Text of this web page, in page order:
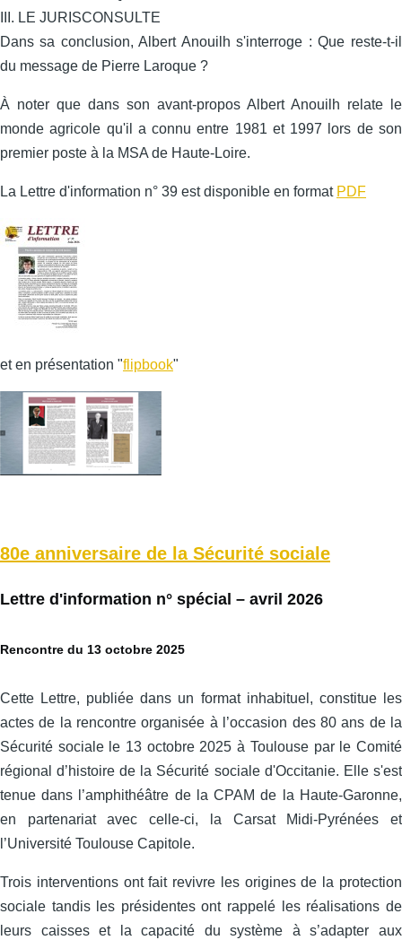
III. LE JURISCONSULTE
Dans sa conclusion, Albert Anouilh s'interroge : Que reste-t-il
du message de Pierre Laroque ?
À noter que dans son avant-propos Albert Anouilh relate le
monde agricole qu'il a connu entre 1981 et 1997 lors de son
premier poste à la MSA de Haute-Loire.
La Lettre d'information n° 39 est disponible en format PDF
et en présentation "flipbook"
80e anniversaire de la Sécurité sociale
Lettre d'information n° spécial – avril 2026
Rencontre du 13 octobre 2025
Cette Lettre, publiée dans un format inhabituel, constitue les
actes de la rencontre organisée à l’occasion des 80 ans de la
Sécurité sociale le 13 octobre 2025 à Toulouse par le Comité
régional d’histoire de la Sécurité sociale d'Occitanie. Elle s'est
tenue dans l’amphithéâtre de la CPAM de la Haute-Garonne,
en partenariat avec celle‑ci, la Carsat Midi‑Pyrénées et
l’Université Toulouse Capitole.
Trois interventions ont fait revivre les origines de la protection
sociale tandis les présidentes ont rappelé les réalisations de
leurs caisses et la capacité du système à s’adapter aux